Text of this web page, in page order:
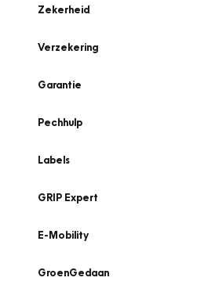
Zekerheid
Verzekering
Garantie
Pechhulp
Labels
GRIP Expert
E-Mobility
GroenGedaan